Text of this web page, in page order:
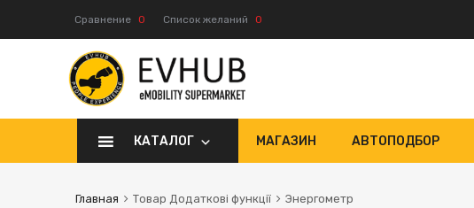
Сравнение 0 Список желаний 0
КАТАЛОГ МАГАЗИН АВТОПОДБОР
Главная Товар Додаткові функції Энергометр